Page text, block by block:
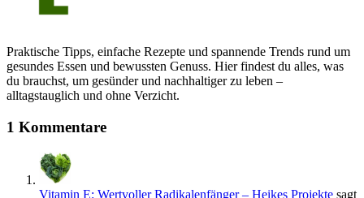
Praktische Tipps, einfache Rezepte und spannende Trends rund um
gesundes Essen und bewussten Genuss. Hier findest du alles, was
du brauchst, um gesünder und nachhaltiger zu leben –
alltagstauglich und ohne Verzicht.
1 Kommentare
Vitamin E: Wertvoller Radikalenfänger – Heikes Projekte sagt